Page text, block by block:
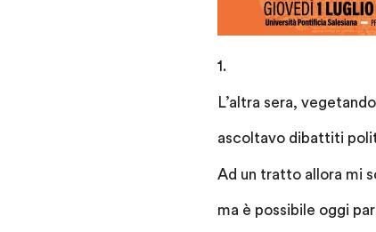
1.
L’altra sera,
ascoltavo dibattiti
Ad un tratto allora mi
ma è possibile oggi